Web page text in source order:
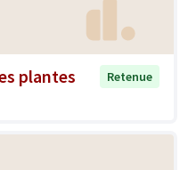
plantes
Retenue